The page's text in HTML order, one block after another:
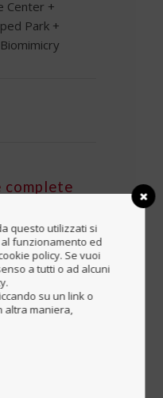
Center +
Park +
complete
questo utilizzati si
funzionamento ed
policy. Se vuoi
a tutti o ad alcuni
su un link o
altra maniera,